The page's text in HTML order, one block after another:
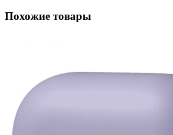
Похожие товары